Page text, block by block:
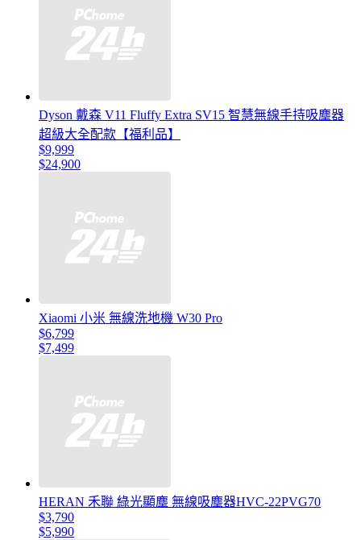
Dyson 戴森 V11 Fluffy Extra SV15 智慧無線手持吸塵器
超級大全配款【福利品】
$9,999
$24,900
Xiaomi 小米 無線洗地機 W30 Pro
$6,799
$7,499
HERAN 禾聯 綠光顯塵 無線吸塵器HVC-22PVG70
$3,790
$5,990